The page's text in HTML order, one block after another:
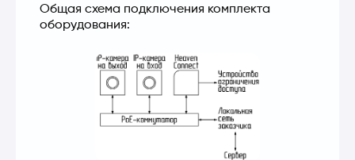
Общая схема подключения комплекта
оборудования: